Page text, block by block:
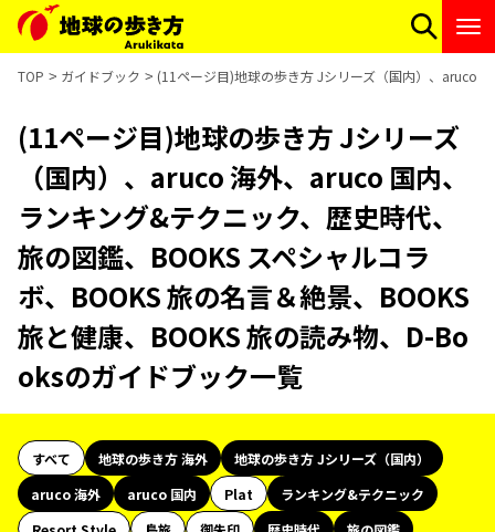
TOP ガイドブック (11ページ目)地球の歩き方 Jシリーズ（国内）、aruco
(11ページ目)地球の歩き方 Jシリーズ
（国内）、aruco 海外、aruco 国内、
ランキング&テクニック、歴史時代、
旅の図鑑、BOOKS スペシャルコラ
ボ、BOOKS 旅の名言＆絶景、BOOKS
旅と健康、BOOKS 旅の読み物、D-Bo
oksのガイドブック一覧
すべて 地球の歩き方 海外
地球の歩き方 Jシリーズ（国内）
aruco 海外
aruco 国内 Plat
ランキング&テクニック